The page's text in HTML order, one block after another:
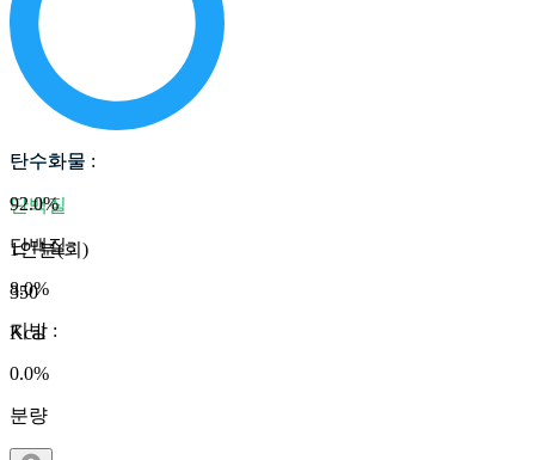
탄수화물
단백질
1인분(회)
350
Kcal
탄수화물 :
92.0%
단백질:
8.0%
지방 :
0.0%
분량